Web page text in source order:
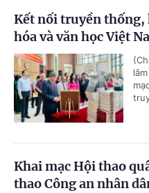
Kết nối truyền thống,
hóa và văn học Việt
Khai mạc Hội thao
thao Công an nhân